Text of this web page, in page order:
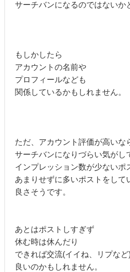
サーチバンになるのではないか
もしかしたら
アカウントの名前や
プロフィールなども
関係しているかもしれません。
ただ、アカウント評価が高いな
サーチバンになりづらい気がし
インプレッション数が少ないポ
あまりせずに多いポストをして
良さそうです。
あとはポストしすぎず
休む時は休んだり
できれば交流(イイね、リプな
良いのかもしれません。